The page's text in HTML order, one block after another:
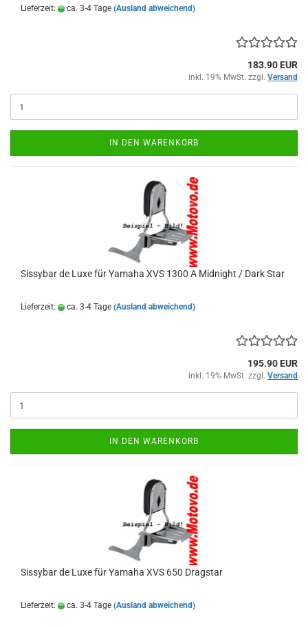
Lieferzeit: ca. 3-4 Tage (Ausland abweichend)
183.90 EUR
inkl. 19% MwSt. zzgl. Versand
IN DEN WARENKORB
Sissybar de Luxe für Yamaha XVS 1300 A Midnight / Dark Star
Lieferzeit: ca. 3-4 Tage (Ausland abweichend)
195.90 EUR
inkl. 19% MwSt. zzgl. Versand
IN DEN WARENKORB
Sissybar de Luxe für Yamaha XVS 650 Dragstar
Lieferzeit: ca. 3-4 Tage (Ausland abweichend)